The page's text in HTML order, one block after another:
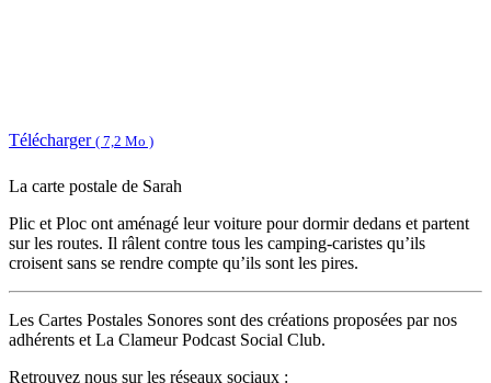
Télécharger ( 7,2 Mo )
La carte postale de Sarah
Plic et Ploc ont aménagé leur voiture pour dormir dedans et partent
sur les routes. Il râlent contre tous les camping-caristes qu’ils
croisent sans se rendre compte qu’ils sont les pires.
Les Cartes Postales Sonores sont des créations proposées par nos
adhérents et La Clameur Podcast Social Club.
Retrouvez nous sur les réseaux sociaux :